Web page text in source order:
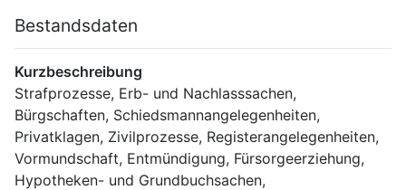
Bestandsdaten
Kurzbeschreibung
Strafprozesse, Erb- und Nachlasssachen,
Bürgschaften, Schiedsmannangelegenheiten,
Privatklagen, Zivilprozesse, Registerangelegenheiten,
Vormundschaft, Entmündigung, Fürsorgeerziehung,
Hypotheken- und Grundbuchsachen,